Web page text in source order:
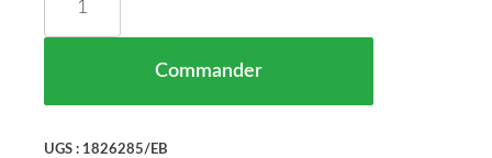
Commander
UGS : 1826285/EB